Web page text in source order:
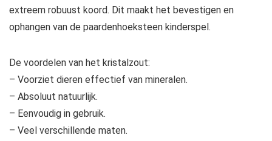
extreem robuust koord. Dit maakt het bevestigen en
ophangen van de paardenhoeksteen kinderspel.
De voordelen van het kristalzout:
– Voorziet dieren effectief van mineralen.
– Absoluut natuurlijk.
– Eenvoudig in gebruik.
– Veel verschillende maten.